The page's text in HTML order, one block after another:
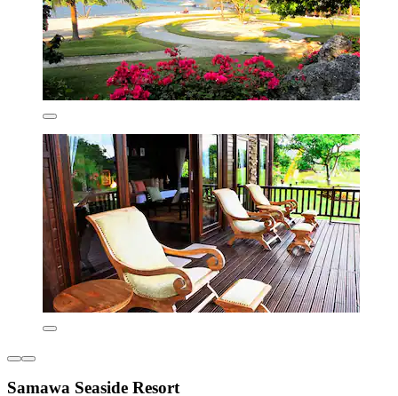
Samawa Seaside Resort